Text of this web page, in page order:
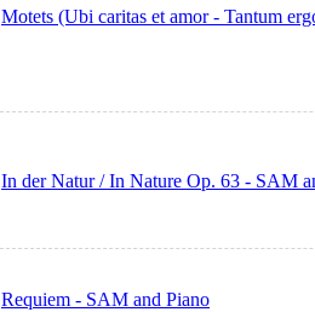
Motets (Ubi caritas et amor - Tantum
In der Natur / In Nature Op. 63 - SAM
Requiem - SAM and Piano